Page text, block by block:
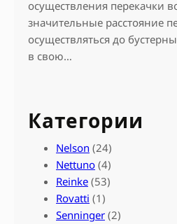
осуществления перекачки
значительные расстояние
осуществляться до
в свою…
Категории
Nelson (24)
Nettuno (4)
Reinke (53)
Rovatti (1)
Senninger (2)